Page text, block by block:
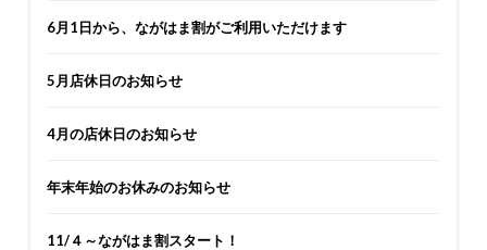
6月1日から、ながはま割がご利用いただけます
5月店休日のお知らせ
4月の店休日のお知らせ
年末年始のお休みのお知らせ
11/４～ながはま割スタート！